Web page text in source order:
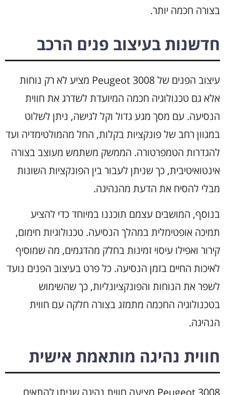
בצורה חכמה יותר.
חדשנות בעיצוב פנים הרכב
עיצוב הפנים של Peugeot 3008 מציע לא רק נוחות
אלא גם טכנולוגיה חכמה המיועדת לשדרג את חווית
הנסיעה. עם מסך מגע גדול וקל לגישה, ניתן לשלוט
במגוון רחב של פונקציות בקלות, החל מהמולטימדיה ועד
להגדרות הטמפרטורה. הממשק משתמש מעוצב בצורה
אינטואיטיבית, כך שניתן לעבור בין הפונקציות השונות
מבלי להסיח את הדעת מהנהיגה.
בנוסף, המושבים עצמם תוכננו במיוחד כדי להציע
תמיכה אופטימלית במהלך הנסיעה. טכנולוגיות חימום,
קירור ואפילו עיסוי זמינות בחלק מהדגמים, מה שמוסיף
לאיכות החיים בזמן הנסיעה. כל פרט בעיצוב הפנים נועד
לשפר את הנוחות והפונקציונליות, כך שהשימוש
בטכנולוגיה החכמה מתמזג בצורה חלקה עם חווית
הנהיגה.
חווית נהיגה מותאמת אישית
Peugeot 3008 מציעה חווית נהיגה שניתן להתאים